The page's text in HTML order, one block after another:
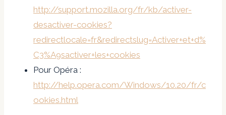
http://support.mozilla.org/fr/kb/activer-
desactiver-cookies?
redirectlocale=fr&redirectslug=Activer+et+d%
C3%A9sactiver+les+cookies
Pour Opéra :
http://help.opera.com/Windows/10.20/fr/c
ookies.html